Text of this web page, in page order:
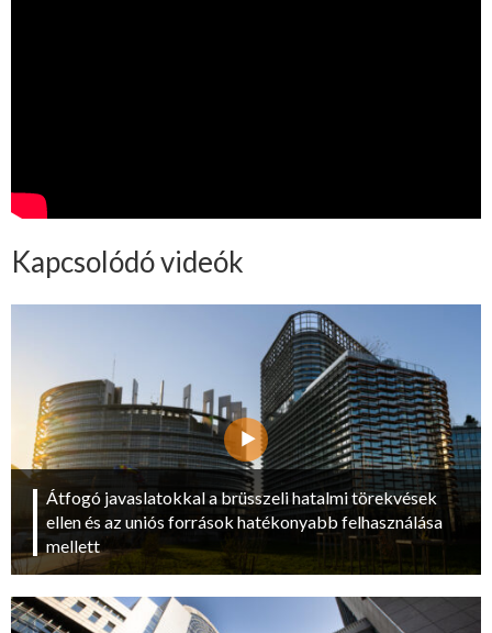
Kapcsolódó videók
Átfogó javaslatokkal a brüsszeli hatalmi törekvések
ellen és az uniós források hatékonyabb felhasználása
mellett